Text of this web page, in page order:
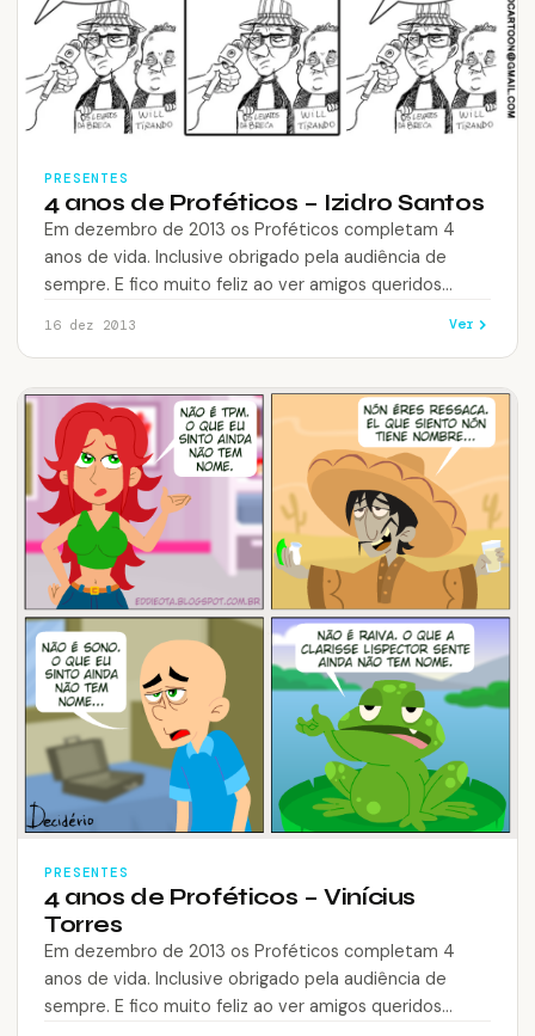
PRESENTES
4 anos de Proféticos – Izidro Santos
Em dezembro de 2013 os Proféticos completam 4
anos de vida. Inclusive obrigado pela audiência de
sempre. E fico muito feliz ao ver amigos queridos
16 dez 2013 Ver
PRESENTES
4 anos de Proféticos – Vinícius
Torres
Em dezembro de 2013 os Proféticos completam 4
anos de vida. Inclusive obrigado pela audiência de
sempre. E fico muito feliz ao ver amigos queridos